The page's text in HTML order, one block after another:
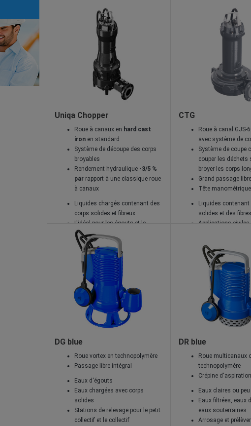
Uniqa Chopper
Roue à canaux en hard cast
iron en standard
Système de découpe des corps
broyables
Rendement hydraulique -3/5 %
par rapport à une classique roue
à canaux
Liquides chargés contenant des
corps solides et fibreux
L'idéal pour les égouts et le
relevage des eaux usées non
filtrées
CTG
Roue à canal GJS-
avec système de
Système de coupe
couper les déchets
broyer les corps
Grand passage libre
Tête
Liquides contenant
solides et des fibres
Applications
DG blue
Roue vortex en technopolymère
Passage libre intégral
Eaux d'égouts
Eaux chargées avec corps
solides
Stations de relevage pour le petit
collectif et le collectif
DR blue
Roue multicanaux
technopolymère
Crépine
Eaux claires ou
Eaux filtrées, eaux
eaux souterraines
Arrosage et